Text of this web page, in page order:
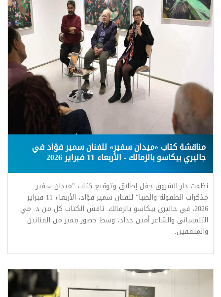
مناقشة كتاب «ميدان سفير» للفنان سمير فؤاد في
جاليري بيكاسو بالزمالك - الأربعاء 11 فبراير 2026
نظمت دار الشروق حفل إطلاق وتوقيع كتاب "ميدان سفير..
مذكرات الطفولة والصبا" للفنان سمير فؤاد، الأربعاء 11 فبراير
2026، في جاليري بيكاسو بالزمالك. ناقش الكتاب كل من د. مي
التلمساني والشاعر أمين حداد، وسط حضور مميز من الفنانين
والمثقفين.